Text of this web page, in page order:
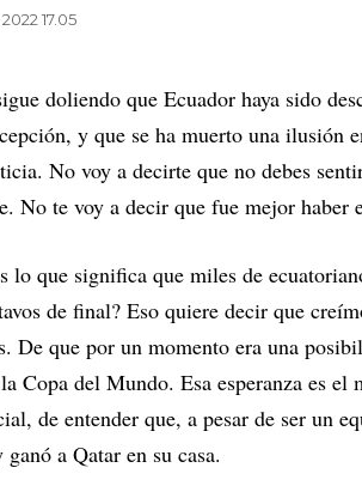
17.05
doliendo que Ecuador haya sido
y que se ha muerto una ilusión
No voy a decirte que no debes
No te voy a decir que fue mejor haber
lo que significa que miles de
de final? Eso quiere decir que
De que por un momento era una
Copa del Mundo. Esa esperanza es
de entender que, a pesar de ser un
a Qatar en su casa.